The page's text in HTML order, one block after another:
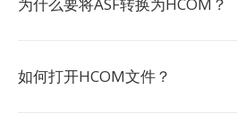
如何打开HCOM文件？